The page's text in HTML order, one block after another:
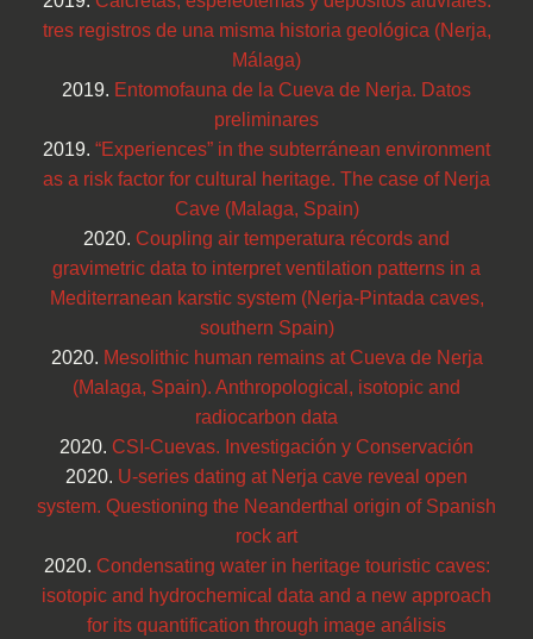
tres registros de una misma historia geológica (Nerja,
Málaga)
2019. Entomofauna de la Cueva de Nerja. Datos
preliminares
2019. “Experiences” in the subterránean environment
as a risk factor for cultural heritage. The case of Nerja
Cave (Malaga, Spain)
2020. Coupling air temperatura récords and
gravimetric data to interpret ventilation patterns in a
Mediterranean karstic system (Nerja-Pintada caves,
southern Spain)
2020. Mesolithic human remains at Cueva de Nerja
(Malaga, Spain). Anthropological, isotopic and
radiocarbon data
2020. CSI-Cuevas. Investigación y Conservación
2020. U-series dating at Nerja cave reveal open
system. Questioning the Neanderthal origin of Spanish
rock art
2020. Condensating water in heritage touristic caves:
isotopic and hydrochemical data and a new approach
for its quantification through image análisis